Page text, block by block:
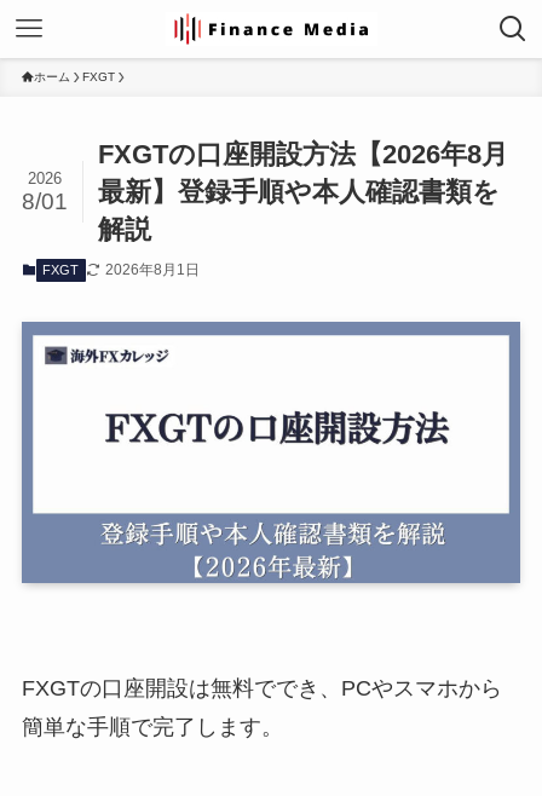
ホーム FXGT
FXGTの口座開設方法【2026年8月
最新】登録手順や本人確認書類を
解説
2026
8/01
FXGT 2026年8月1日
FXGTの口座開設は無料ででき、PCやスマホから
簡単な手順で完了します。